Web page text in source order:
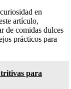
en
artículo,
de comidas dulces
prácticos para
para